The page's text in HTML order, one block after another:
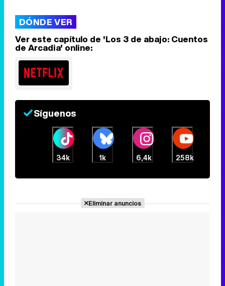
DÓNDE VER
Ver este capítulo de 'Los 3 de abajo: Cuentos
de Arcadia' online:
Síguenos
34k 1k 6,4k 258k
Eliminar anuncios